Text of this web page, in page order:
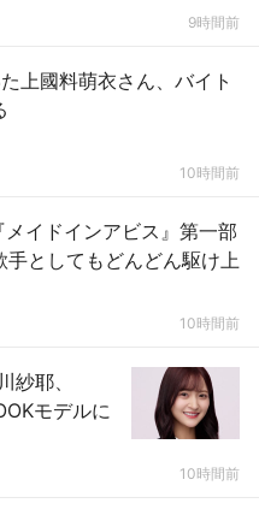
9時間前
上國料萌衣さん、バイト
10時間前
メイドインアビス』第一部
としてもどんどん駆け上
10時間前
紗耶、
モデルに
10時間前